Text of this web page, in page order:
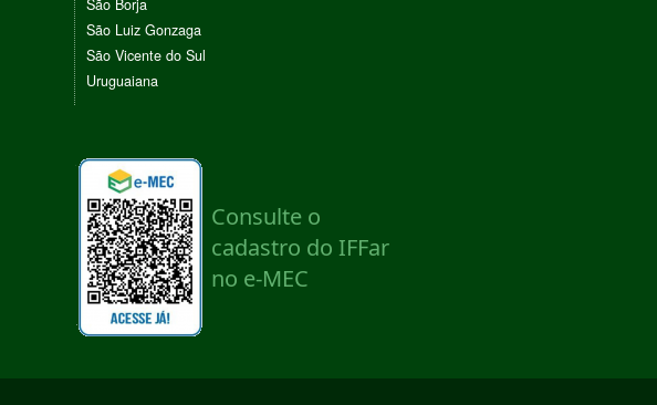
São Borja
São Luiz Gonzaga
São Vicente do Sul
Uruguaiana